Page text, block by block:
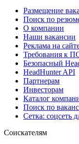
Размещение
Поиск по
О компании
Наши вакансии
Реклама на
Требования к
Безопасный
HeadHunter API
Партнерам
Инвесторам
Каталог
Поиск по
Сетка: соцсеть
Соискателям